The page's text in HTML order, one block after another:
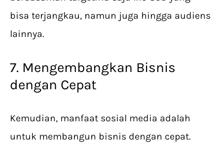
bisa terjangkau, namun juga hingga audiens
lainnya.
7. Mengembangkan Bisnis
dengan Cepat
Kemudian, manfaat sosial media adalah
untuk membangun bisnis dengan cepat.